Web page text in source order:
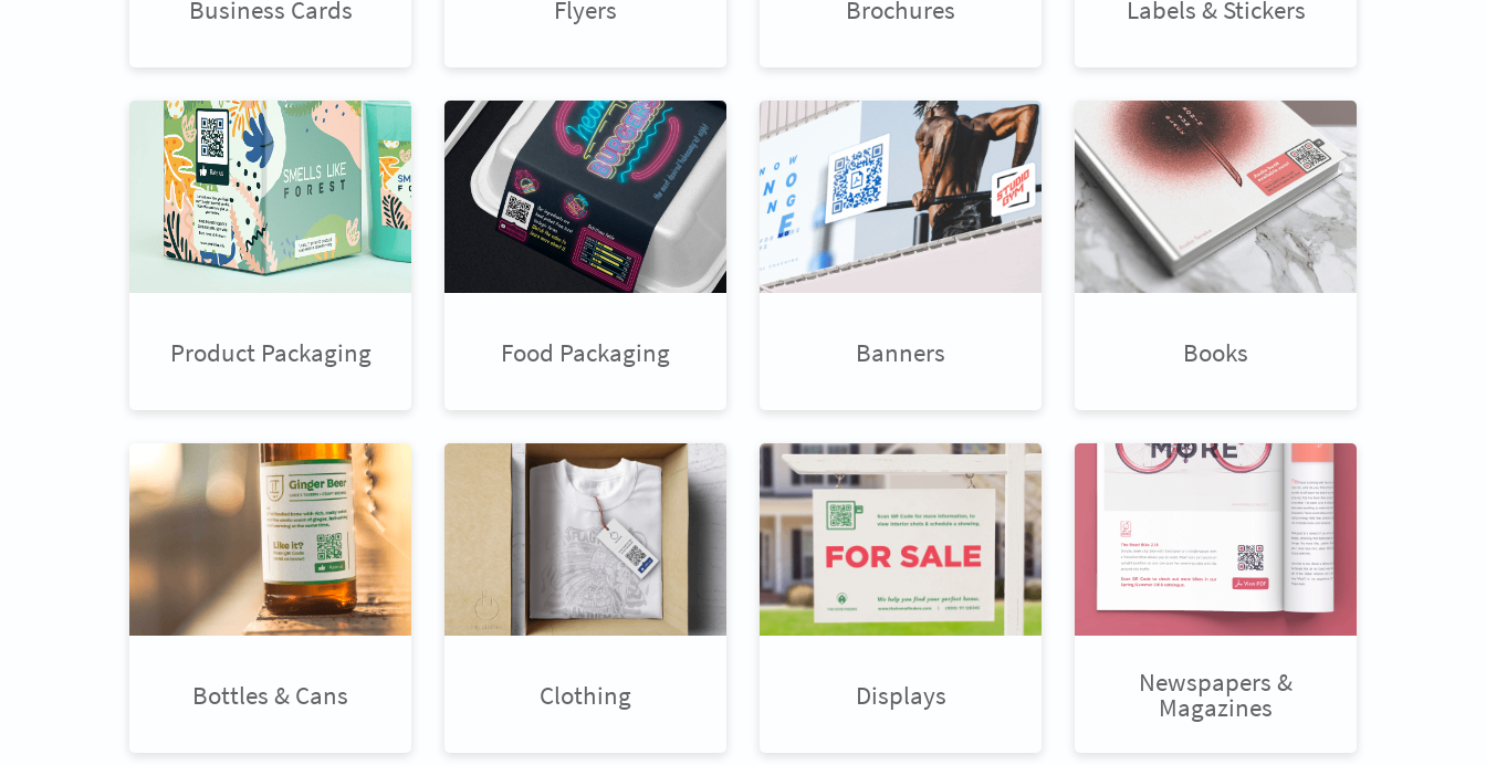
Business Cards Flyers Brochures Labels & Stickers
Product Packaging Food Packaging Banners Books
Bottles & Cans Clothing Displays Newspapers &
Magazines